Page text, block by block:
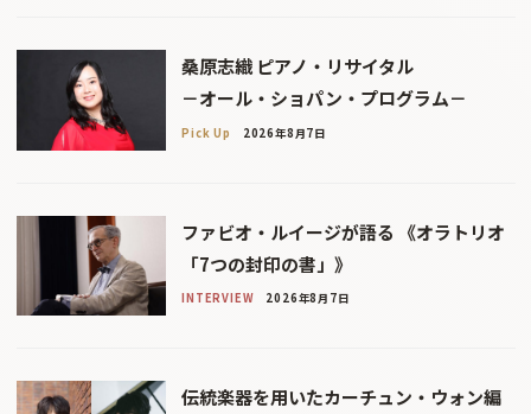
桑原志織 ピアノ・リサイタル
－オール・ショパン・プログラム－
Pick Up 2026年8月7日
ファビオ・ルイージが語る 《オラトリオ
「7つの封印の書」》
INTERVIEW 2026年8月7日
伝統楽器を用いたカーチュン・ウォン編